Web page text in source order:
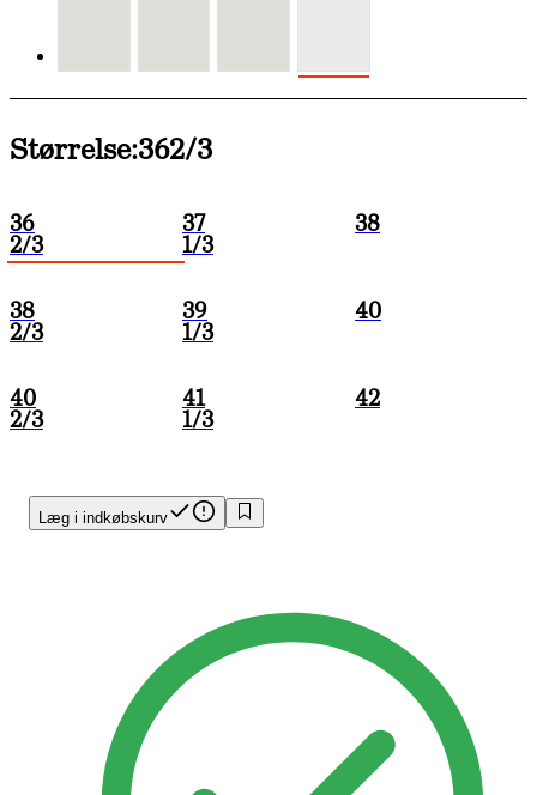
Læg i indkøbskurv
Størrelse:362/3
36
2/3
37
1/3
38
38
2/3
39
1/3
40
40
2/3
41
1/3
42